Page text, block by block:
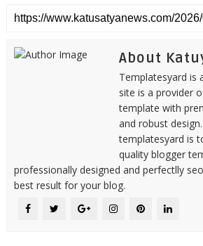
About
Templatesyard is
site is a provider
template with
and robust
templatesyard is
quality blogger
professionally designed and perfectlly
best result for your blog.